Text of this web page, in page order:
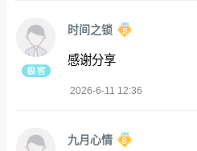
时间之锁
感谢分享
2026-6-11 12:36
九月心情